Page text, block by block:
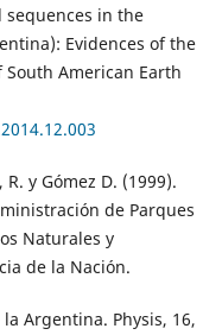
in the
Evidences of the
American Earth
y Gómez D. (1999).
de Parques
Naturales y
de la Nación.
Argentina. Physis, 16,